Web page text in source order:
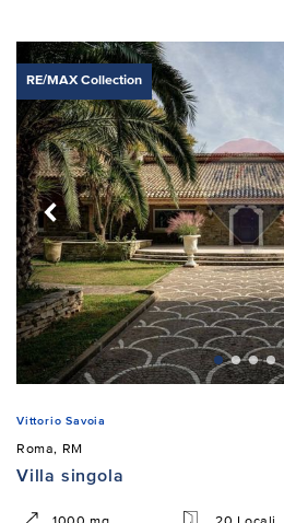
RE/MAX Collection
Vittorio Savoia
Roma, RM
Villa singola